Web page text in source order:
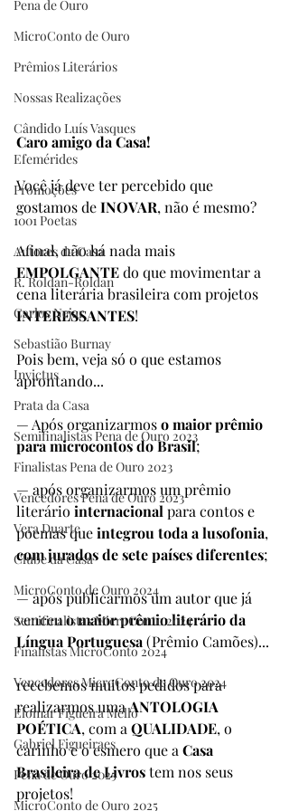
Pena de Ouro
MicroConto de Ouro
Prêmios Literários
Nossas Realizações
Cândido Luís Vasques
Efemérides
Promoções
1001 Poetas
Autores da Casa
R. Roldan-Roldan
Carlos Nejar
Sebastião Burnay
Invictus
Prata da Casa
Semifinalistas Pena de Ouro 2023
Finalistas Pena de Ouro 2023
Vencedores Pena de Ouro 2023
Vera Duarte
Clube da Casa
MicroConto de Ouro 2024
Semifinalistas MicroConto 2024
Finalistas MicroConto 2024
Vencedores MicroConto de Ouro 2024
Elomar Figueira Mello
Gabriel Figueiraes
Pena de Ouro 2025
MicroConto de Ouro 2025
Caro amigo da Casa!
Você já deve ter percebido que
gostamos de INOVAR, não é mesmo?
Afinal, não há nada mais
EMPOLGANTE do que movimentar a
cena literária brasileira com projetos
INTERESSANTES!
Pois bem, veja só o que estamos
aprontando...
— Após organizarmos o maior prêmio
para microcontos do Brasil;
— após organizarmos um prêmio
literário internacional para contos e
poemas que integrou toda a lusofonia,
com jurados de sete países diferentes;
— após publicarmos um autor que já
venceu o maior prêmio literário da
Língua Portuguesa (Prêmio Camões)...
recebemos muitos pedidos para
realizarmos uma ANTOLOGIA
POÉTICA, com a QUALIDADE, o
carinho e o esmero que a Casa
Brasileira de Livros tem nos seus
projetos!